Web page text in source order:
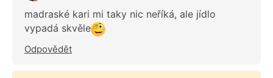
madraské kari mi taky nic neříká, ale jídlo
vypadá skvěle
Odpovědět